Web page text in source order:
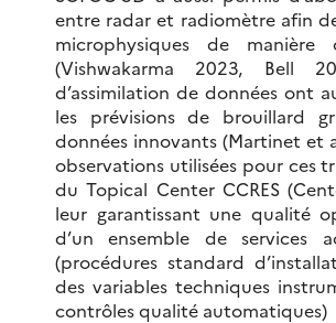
entre radar et radiomètre afin
microphysiques de
(Vishwakarma 2023, Bell
d’assimilation de données ont
les prévisions de brouillard
données innovants (Martinet et
observations utilisées pour ces
du Topical Center CCRES
leur garantissant une qualité
d’un ensemble de services
(procédures standard
des variables techniques
contrôles qualité automatiques)